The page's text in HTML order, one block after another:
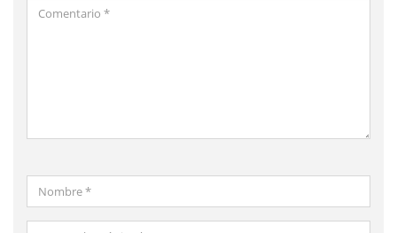
Comentario
Nombre
*